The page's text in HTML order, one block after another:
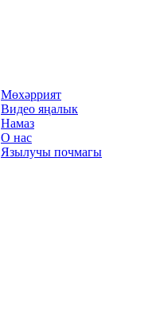
Мөхәррият
Видео яңалык
Намаз
О нас
Язылучы почмагы